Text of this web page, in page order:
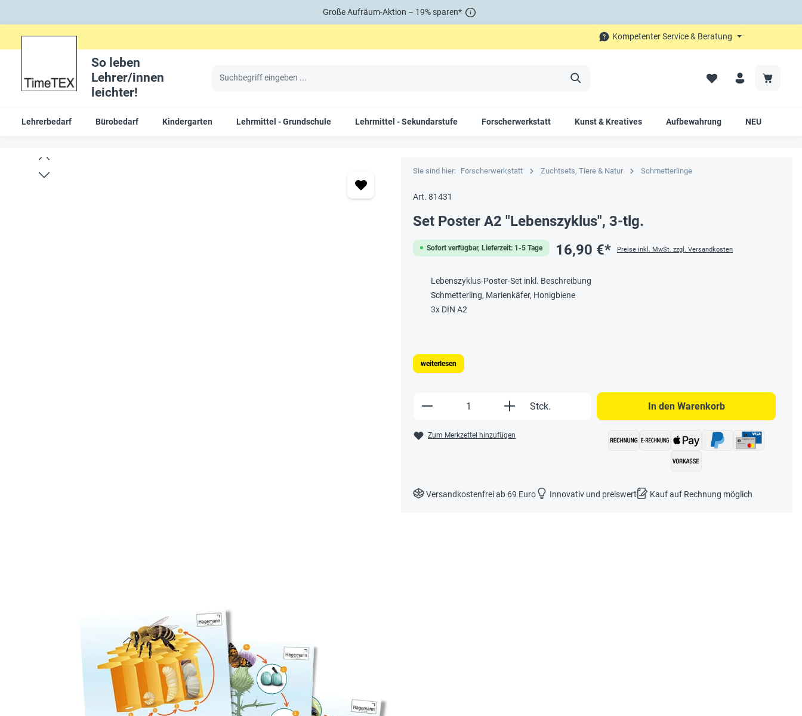
Große Aufräum-Aktion – 19% sparen*
Kompetenter Service & Beratung
So leben
Lehrer/innen
leichter!
Lehrerbedarf Bürobedarf Kindergarten Lehrmittel - Grundschule Lehrmittel - Sekundarstufe Forscherwerkstatt Kunst & Kreatives Aufbewahrung NEU
Sie sind hier: Forscherwerkstatt Zuchtsets, Tiere & Natur Schmetterlinge
Art. 81431
Set Poster A2 "Lebenszyklus", 3-tlg.
Sofort verfügbar, Lieferzeit: 1-5 Tage 16,90 €* Preise inkl. MwSt. zzgl. Versandkosten
Lebenszyklus-Poster-Set inkl. Beschreibung
Schmetterling, Marienkäfer, Honigbiene
3x DIN A2
weiterlesen
Produkt Anzahl: Gib den gewünschten Wert ein oder
Stck.
Zum Merkzettel hinzufügen
In den Warenkorb
Versandkostenfrei ab 69 Euro Innovativ und preiswert Kauf auf Rechnung möglich